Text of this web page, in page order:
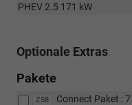
PHEV 2.5 171 kW
Optionale Extras
Pakete
Z58
Connect Paket :